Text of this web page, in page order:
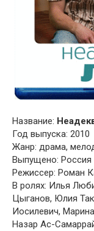
Название:
Год выпуска: 2010
Жанр: драма,
Выпущено: Россия
Режиссер: Роман
В ролях: Илья
Цыганов, Юлия
Иосилевич,
Назар Ас-